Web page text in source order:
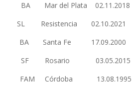
BA Mar del Plata 02.11.2018
Resistencia 02.10.2021
BA Santa Fe 17.09.2000
SF Rosario 03.05.2015
FAM Córdoba 13.08.1995